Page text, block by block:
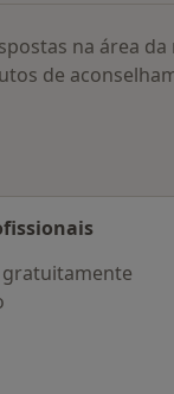
na área
de
gratuitamente